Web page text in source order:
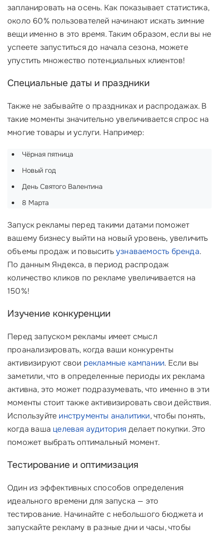
запланировать на осень. Как показывает статистика,
около 60% пользователей начинают искать зимние
вещи именно в это время. Таким образом, если вы не
успеете запуститься до начала сезона, можете
упустить множество потенциальных клиентов!
Специальные даты и праздники
Также не забывайте о праздниках и распродажах. В
такие моменты значительно увеличивается спрос на
многие товары и услуги. Например:
Чёрная пятница
Новый год
День Святого Валентина
8 Марта
Запуск рекламы перед такими датами поможет
вашему бизнесу выйти на новый уровень, увеличить
объемы продаж и повыситьузнаваемость бренда.
По данным Яндекса, в период распродаж
количество кликов по рекламе увеличивается на
150%!
Изучение конкуренции
Перед запуском рекламы имеет смысл
проанализировать, когда ваши конкуренты
активизируют свои рекламные кампании. Если вы
заметили, что в определенные периоды их реклама
активна, это может подразумевать, что именно в эти
моменты стоит также активизировать свои действия.
Используйте инструменты аналитики, чтобы понять,
когда ваша целевая аудитория делает покупки. Это
поможет выбрать оптимальный момент.
Тестирование и оптимизация
Один из эффективных способов определения
идеального времени для запуска — это
тестирование. Начинайте с небольшого бюджета и
запускайте рекламу в разные дни и часы, чтобы